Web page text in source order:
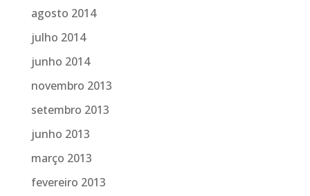
agosto 2014
julho 2014
junho 2014
novembro 2013
setembro 2013
junho 2013
março 2013
fevereiro 2013